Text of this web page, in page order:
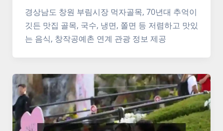
경상남도 창원 부림시장 먹자골목, 70년대 추억이
깃든 맛집 골목, 국수, 냉면, 쫄면 등 저렴하고 맛있
는 음식, 창작공예촌 연계 관광 정보 제공